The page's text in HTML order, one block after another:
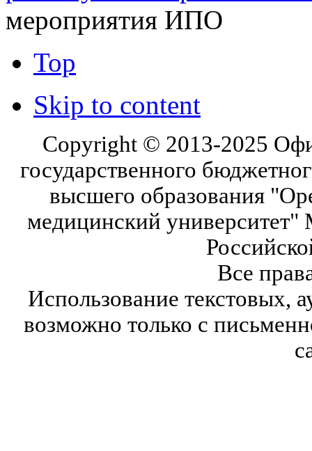
мероприятия ИПО
Top
Skip to content
Copyright © 2013-2025
государственного
высшего образования
медицинский университет"
Все
Использование текстовых,
возможно только с